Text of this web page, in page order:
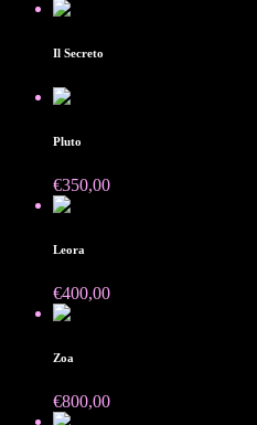
Il Secreto
Pluto
€350,00
Leora
€400,00
Zoa
€800,00